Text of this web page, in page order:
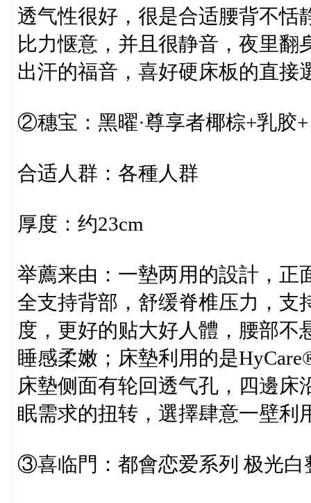
透气性很好，很是合适腰背不恬
比力惬意，并且很静音，夜里
出汗的福音，喜好硬床板的直接
②穗宝：黑曜·尊享者椰棕+乳胶
合适人群：各種人群
厚度：约23cm
举薦来由：一墊两用的設計，正
全支持背部，舒缓脊椎压力，支
度，更好的贴大好人體，腰部不
睡感柔嫩；床墊利用的是
床墊侧面有轮回透气孔，四邊床
眠需求的扭转，選擇肆意一壁利
③喜临門：都會恋爱系列 极光白